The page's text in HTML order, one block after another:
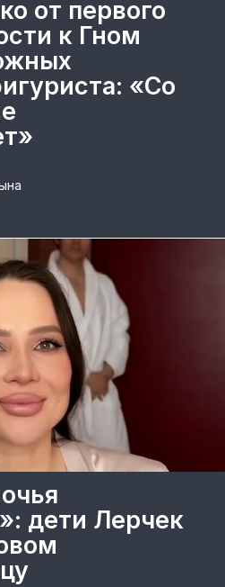
от первого
к Гном
«Со
дети Лерчек